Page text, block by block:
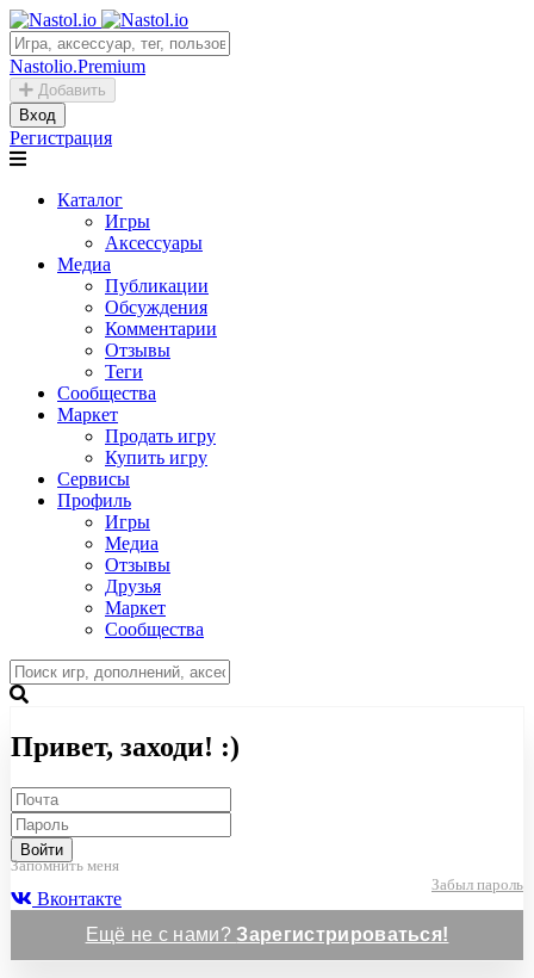
Nastolio.Premium
Добавить
Вход
Регистрация
Каталог
Игры
Аксессуары
Медиа
Публикации
Обсуждения
Комментарии
Отзывы
Теги
Сообщества
Маркет
Продать игру
Купить игру
Сервисы
Профиль
Игры
Медиа
Отзывы
Друзья
Маркет
Сообщества
Привет, заходи! :)
Войти
Запомнить меня
Забыл пароль
Вконтакте
Ещё не с нами?Зарегистрироваться!